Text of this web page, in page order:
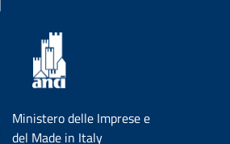
Ministero delle Imprese e
del Made in Italy